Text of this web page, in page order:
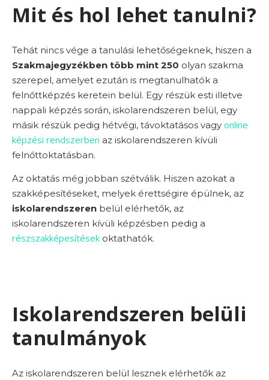
Mit és hol lehet tanulni?
Tehát nincs vége a tanulási lehetőségeknek, hiszen a
Szakmajegyzékben több mint 250 olyan szakma
szerepel, amelyet ezután is megtanulhatók a
felnőttképzés keretein belül. Egy részük esti illetve
nappali képzés során, iskolarendszeren belül, egy
másik részük pedig hétvégi, távoktatásos vagy online
képzési rendszerben az iskolarendszeren kívüli
felnőttoktatásban.
Az oktatás még jobban szétválik. Hiszen azokat a
szakképesítéseket, melyek érettségire épülnek, az
iskolarendszeren belül elérhetők, az
iskolarendszeren kívüli képzésben pedig a
részszakképesítések oktathatók.
Iskolarendszeren belüli
tanulmányok
Az iskolarendszeren belül lesznek elérhetők az